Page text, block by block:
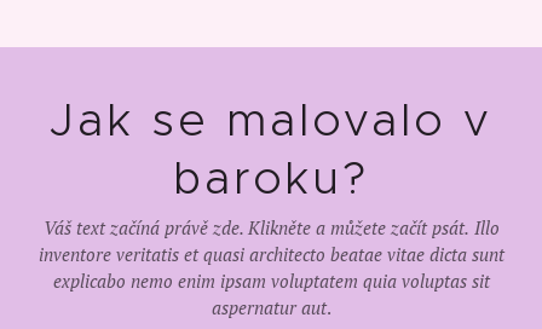
Jak se malovalo v
baroku?
Váš text začíná právě zde. Klikněte a můžete začít psát. Illo
inventore veritatis et quasi architecto beatae vitae dicta sunt
explicabo nemo enim ipsam voluptatem quia voluptas sit
aspernatur aut.